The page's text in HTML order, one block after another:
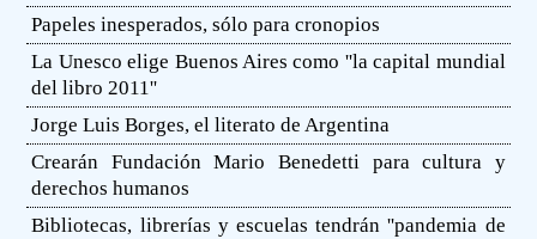
Papeles inesperados, sólo para cronopios
La Unesco elige Buenos Aires como ''la capital mundial
del libro 2011''
Jorge Luis Borges, el literato de Argentina
Crearán Fundación Mario Benedetti para cultura y
derechos humanos
Bibliotecas, librerías y escuelas tendrán ''pandemia de